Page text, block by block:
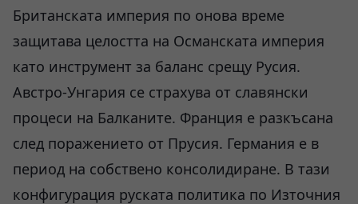
Британската империя по онова време
защитава целостта на Османската империя
като инструмент за баланс срещу Русия.
Австро-Унгария се страхува от славянски
процеси на Балканите. Франция е разкъсана
след поражението от Прусия. Германия е в
период на собствено консолидиране. В тази
конфигурация руската политика по Източния